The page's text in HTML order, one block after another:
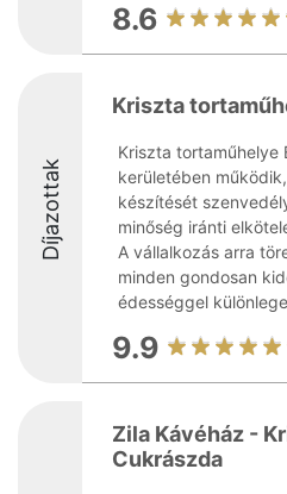
8.6
Díjazottak
Kriszta
Kriszta tortaműhelye
kerületében
készítését
minőség iránti
A vállalkozás arra
minden gondosan
édességgel
9.9
Zila Kávéház -
Cukrászda